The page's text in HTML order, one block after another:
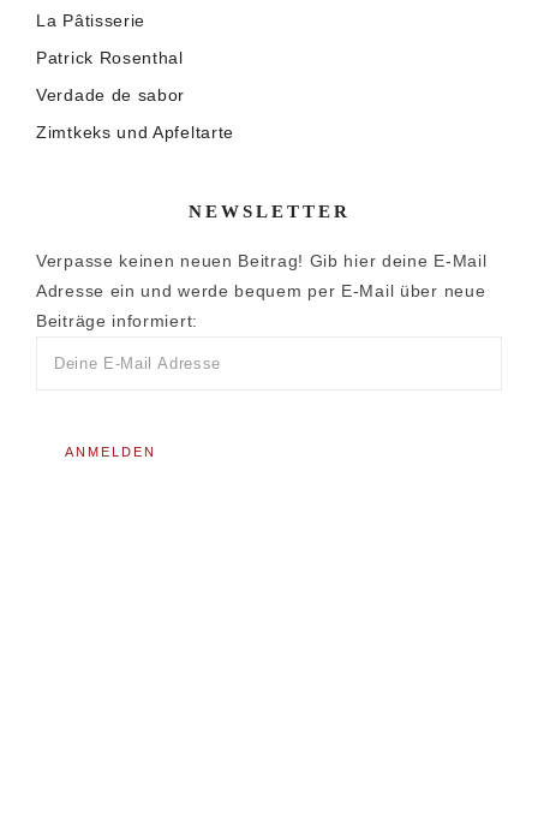
La Pâtisserie
Patrick Rosenthal
Verdade de sabor
Zimtkeks und Apfeltarte
NEWSLETTER
Verpasse keinen neuen Beitrag! Gib hier deine E-Mail
Adresse ein und werde bequem per E-Mail über neue
Beiträge informiert: